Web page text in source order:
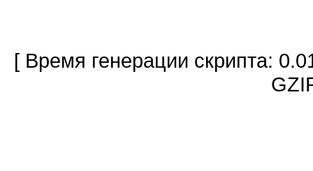
[ Время генерации скрипта: